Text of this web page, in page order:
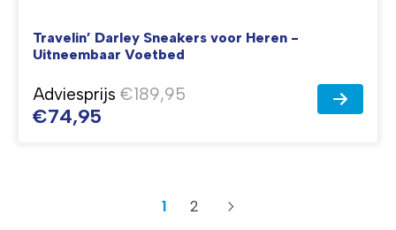
Travelin’ Darley Sneakers voor Heren -
Uitneembaar Voetbed
Adviesprijs €189,95
€74,95
1 2